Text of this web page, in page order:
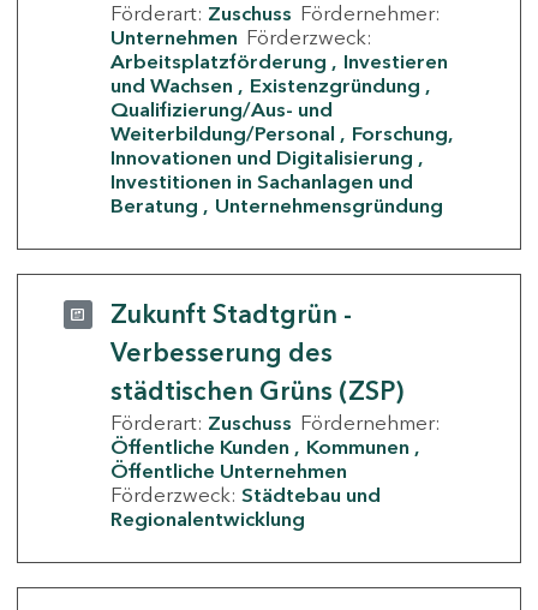
Förderart: Zuschuss Fördernehmer:
Unternehmen Förderzweck:
Arbeitsplatzförderung
Investieren
und Wachsen
Existenzgründung
Qualifizierung/Aus- und
Weiterbildung/Personal
Forschung,
Innovationen und Digitalisierung
Investitionen in Sachanlagen und
Beratung
Unternehmensgründung
Zukunft Stadtgrün -
Verbesserung des
städtischen Grüns (ZSP)
Förderart: Zuschuss Fördernehmer:
Öffentliche Kunden
Kommunen
Öffentliche Unternehmen
Förderzweck: Städtebau und
Regionalentwicklung